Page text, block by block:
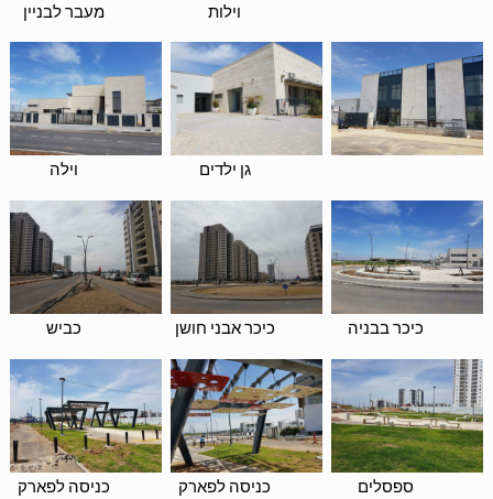
מעבר לבניין וילות
וילה גן ילדים
כביש כיכר אבני חושן כיכר בבניה
כניסה לפארק
כניסה לפארק
ספסלים